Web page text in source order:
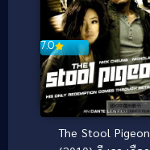
7.0
The Stool Pigeon